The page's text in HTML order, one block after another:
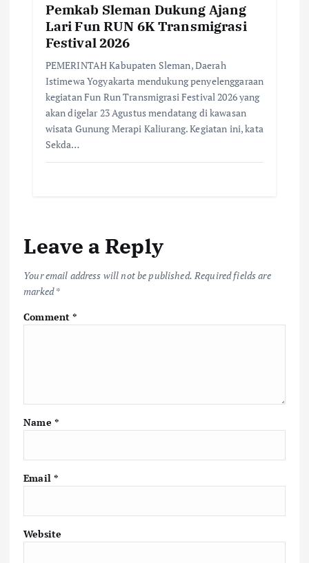
Pemkab Sleman Dukung Ajang
Lari Fun RUN 6K Transmigrasi
Festival 2026
PEMERINTAH Kabupaten Sleman, Daerah
Istimewa Yogyakarta mendukung penyelenggaraan
kegiatan Fun Run Transmigrasi Festival 2026 yang
akan digelar 23 Agustus mendatang di kawasan
wisata Gunung Merapi Kaliurang. Kegiatan ini, kata
Sekda…
Leave a Reply
Your email address will not be published. Required fields are
marked*
Comment*
Name *
Email *
Website